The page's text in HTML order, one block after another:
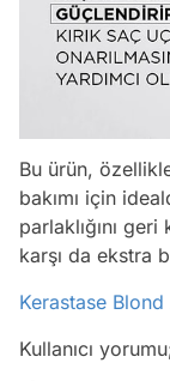
Bu ürün,
bakımı için
parlaklığını geri
karşı da ekstra
Kerastase
Kullanıcı